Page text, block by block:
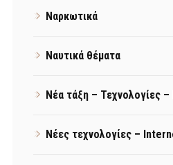
Ναρκωτικά
Ναυτικά θέματα
Νέα τάξη – Τεχνολογίες –
Νέες τεχνολογίες –